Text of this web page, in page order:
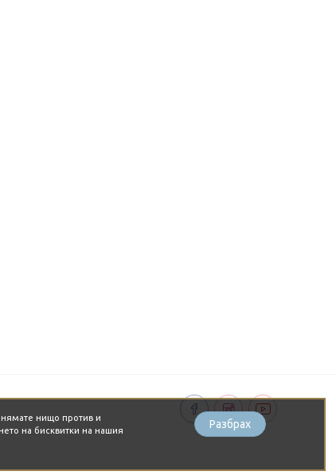
нямате нищо против и
на бисквитки на нашия
Разбрах